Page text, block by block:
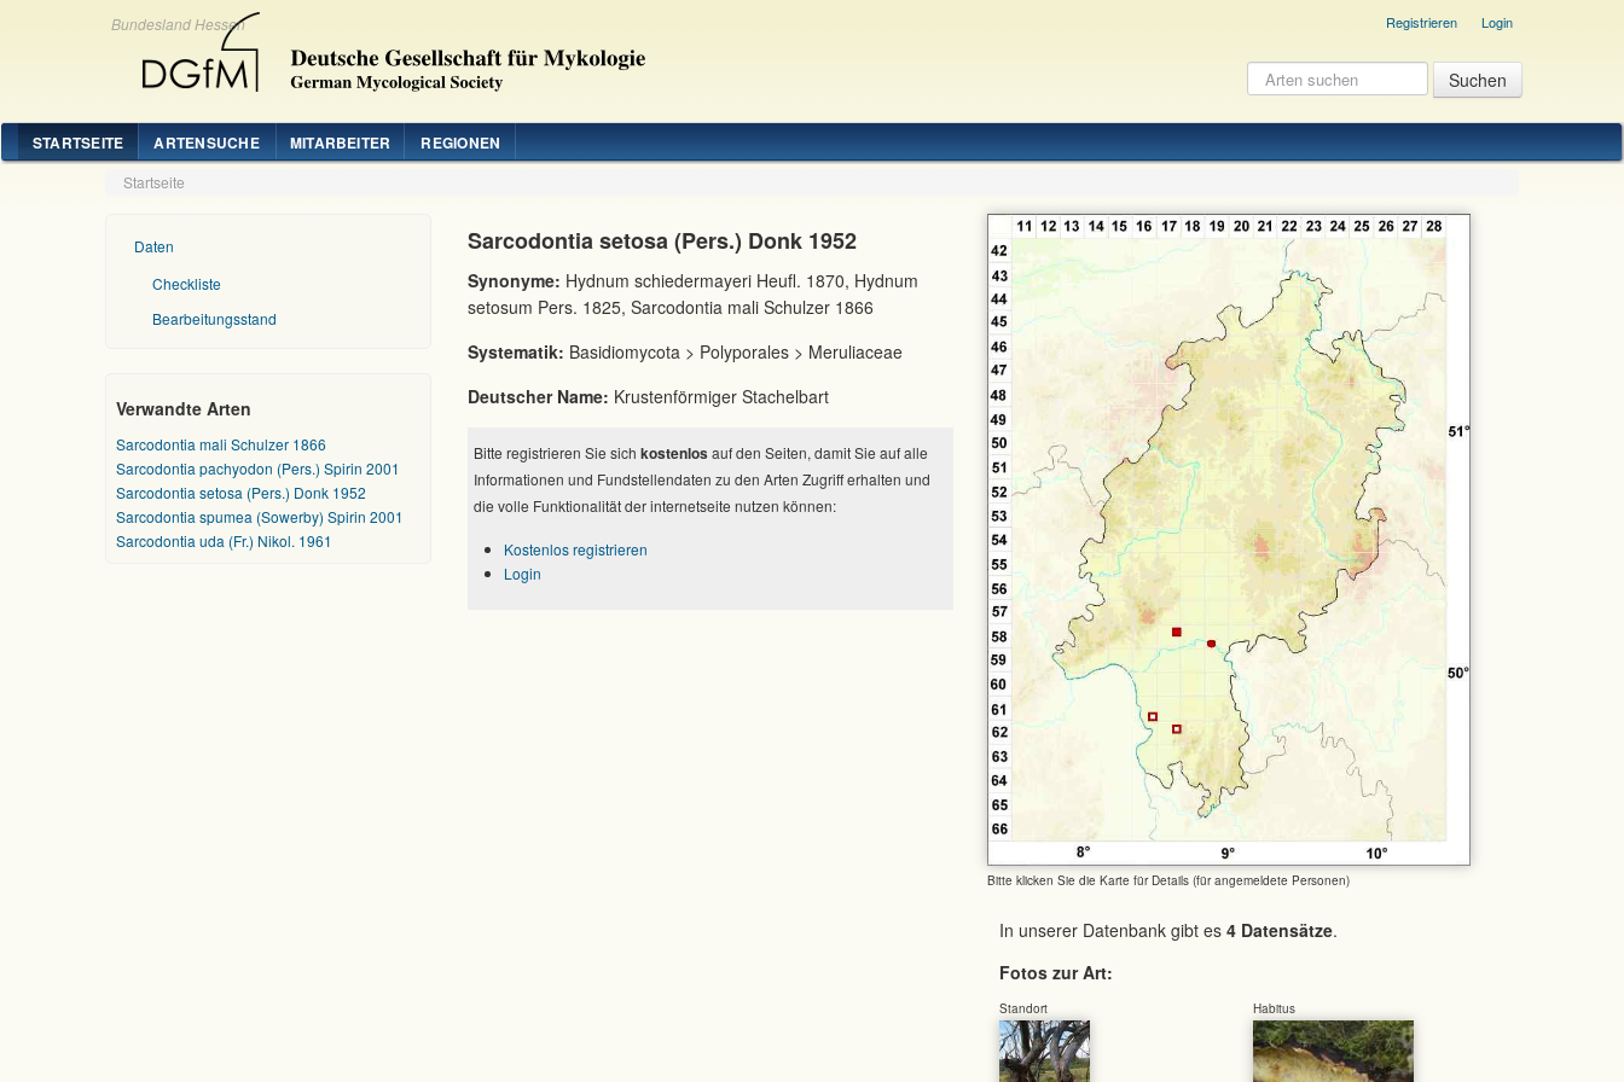
Bundesland Hessen Registrieren Login
STARTSEITE ARTENSUCHE MITARBEITER REGIONEN
Startseite
Daten
Checkliste
Bearbeitungsstand
Verwandte Arten
Sarcodontia mali Schulzer 1866
Sarcodontia pachyodon (Pers.) Spirin 2001
Sarcodontia setosa (Pers.) Donk 1952
Sarcodontia spumea (Sowerby) Spirin 2001
Sarcodontia uda (Fr.) Nikol. 1961
Bitte klicken Sie die Karte für Details (für angemeldete Personen)
In unserer Datenbank gibt es 4 Datensätze.
Fotos zur Art:
Standort Habitus
Sarcodontia setosa (Pers.) Donk 1952
Synonyme: Hydnum schiedermayeri Heufl. 1870, Hydnum
setosum Pers. 1825, Sarcodontia mali Schulzer 1866
Systematik: Basidiomycota > Polyporales > Meruliaceae
Deutscher Name: Krustenförmiger Stachelbart
Bitte registrieren Sie sich kostenlos auf den Seiten, damit Sie auf alle
Informationen und Fundstellendaten zu den Arten Zugriff erhalten und
die volle Funktionalität der internetseite nutzen können:
Kostenlos registrieren
Login